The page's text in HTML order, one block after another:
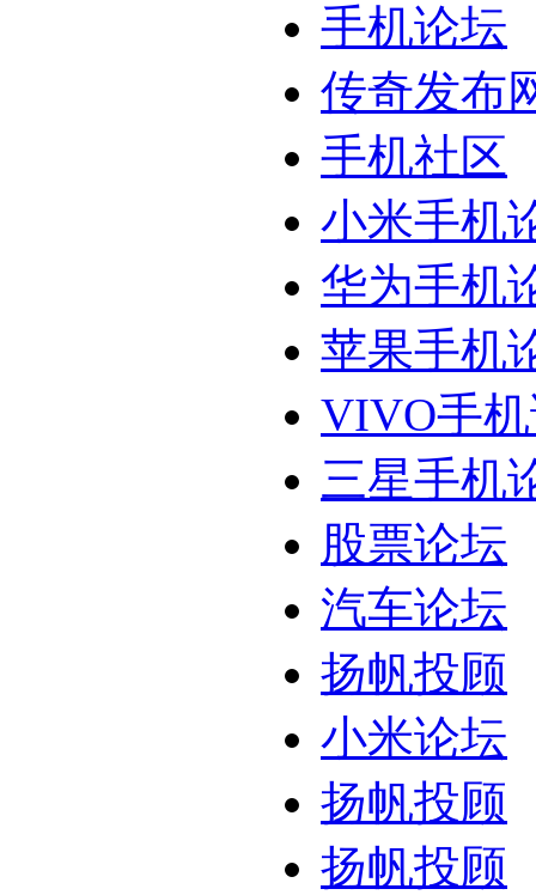
手机论坛
传奇发布
手机社区
小米手机
华为手机
苹果手机
VIVO手
三星手机
股票论坛
汽车论坛
扬帆投顾
小米论坛
扬帆投顾
扬帆投顾